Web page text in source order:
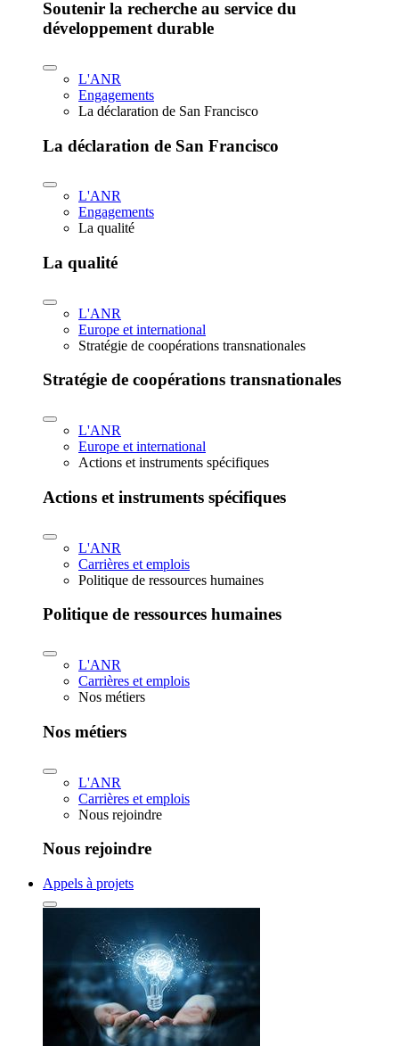
Soutenir la recherche au service du
développement durable
L'ANR
Engagements
La déclaration de San Francisco
La déclaration de San Francisco
L'ANR
Engagements
La qualité
La qualité
L'ANR
Europe et international
Stratégie de coopérations transnationales
Stratégie de coopérations transnationales
L'ANR
Europe et international
Actions et instruments spécifiques
Actions et instruments spécifiques
L'ANR
Carrières et emplois
Politique de ressources humaines
Politique de ressources humaines
L'ANR
Carrières et emplois
Nos métiers
Nos métiers
L'ANR
Carrières et emplois
Nous rejoindre
Nous rejoindre
Appels à projets